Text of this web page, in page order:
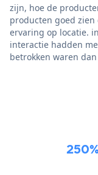
zijn, hoe de
producten goed
ervaring op locatie.
interactie hadden
betrokken waren